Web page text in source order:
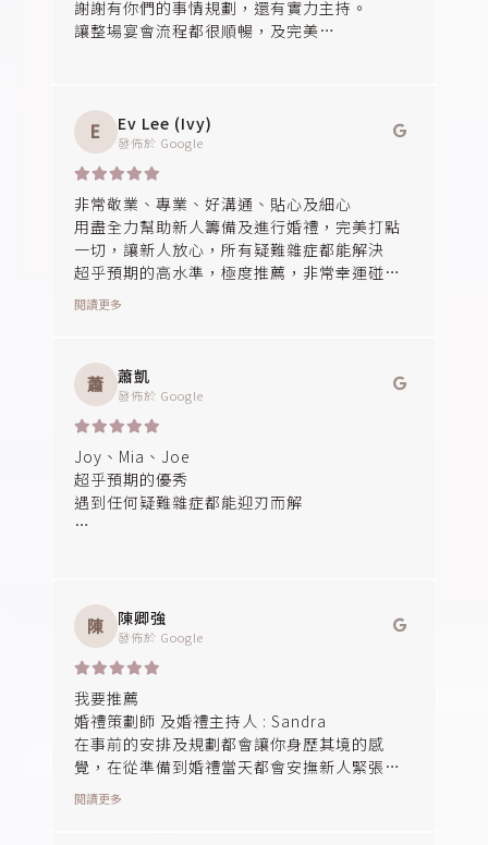
謝謝有你們的事情規劃，還有實力主持。
讓整場宴會流程都很順暢，及完美
E Ev Lee (Ivy)
發佈於 Google
非常敬業、專業、好溝通、貼心及細心
用盡全力幫助新人籌備及進行婚禮，完美打點
一切，讓新人放心，所有疑難雜症都能解決
超乎預期的高水準，極度推薦，非常幸運碰到
幸福故事館團隊
從一開始討論籌備的Joy、Joe到現場主持的
閱讀更多
蕭 蕭凱
發佈於 Google
Joy、Mia、Joe
超乎預期的優秀
遇到任何疑難雜症都能迎刃而解
陳 陳卿強
發佈於 Google
我要推薦
婚禮策劃師 及婚禮主持人 : Sandra
在事前的安排及規劃都會讓你身歷其境的感
覺，在從準備到婚禮當天都會安撫新人緊張的
情緒，在婚禮過程中也很會掌握氣氛的帶動主
持口條和聲線都很舒服，人也很美推推👍
閱讀更多